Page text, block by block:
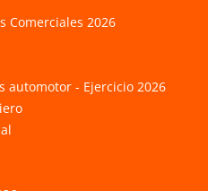
Comerciales 2026
automotor - Ejercicio 2026